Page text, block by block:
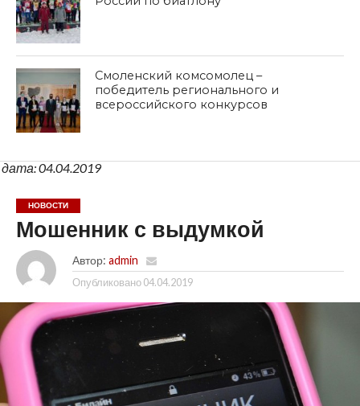
Смоленский комсомолец –
победитель регионального и
всероссийского конкурсов
дата: 04.04.2019
НОВОСТИ
Мошенник с выдумкой
Автор: admin
Опубликовано 04.04.2019